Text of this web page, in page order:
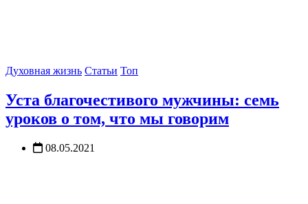
Духовная жизнь Статьи Топ
Уста благочестивого мужчины: семь
уроков о том, что мы говорим
08.05.2021